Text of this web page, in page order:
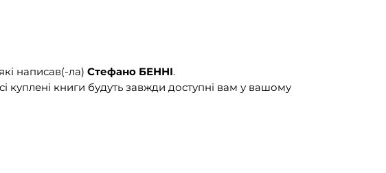
написав(-ла) Стефано БЕННІ.
книги будуть завжди доступні вам у вашому